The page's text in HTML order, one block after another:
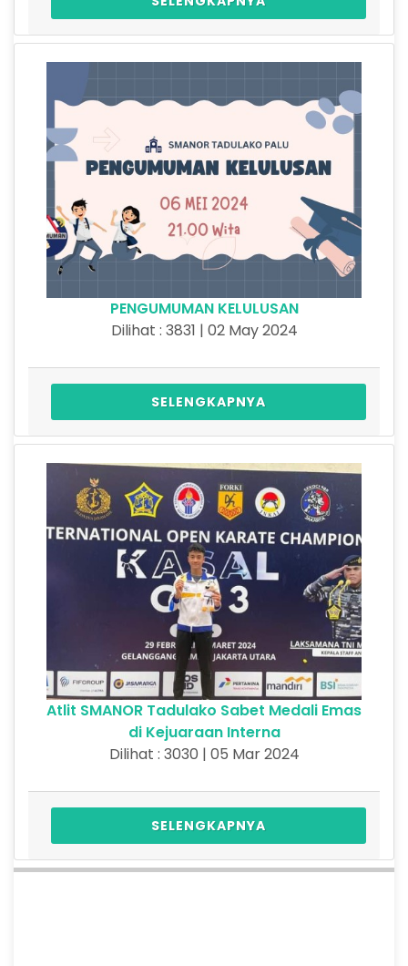
PENGUMUMAN KELULUSAN
Dilihat : 3831 | 02 May 2024
SELENGKAPNYA
Atlit SMANOR Tadulako Sabet Medali Emas
di Kejuaraan Interna
Dilihat : 3030 | 05 Mar 2024
SELENGKAPNYA